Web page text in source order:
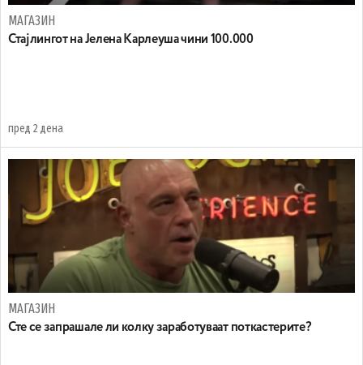
МАГАЗИН
Стајлингот на Јелена Карлеуша чини 100.000
пред 2 дена
МАГАЗИН
Сте се запрашале ли колку заработуваат поткастерите?